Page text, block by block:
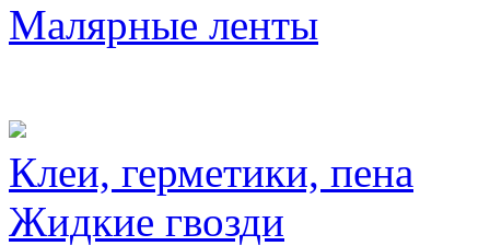
Малярные ленты
Клеи, герметики, пена
Жидкие гвозди